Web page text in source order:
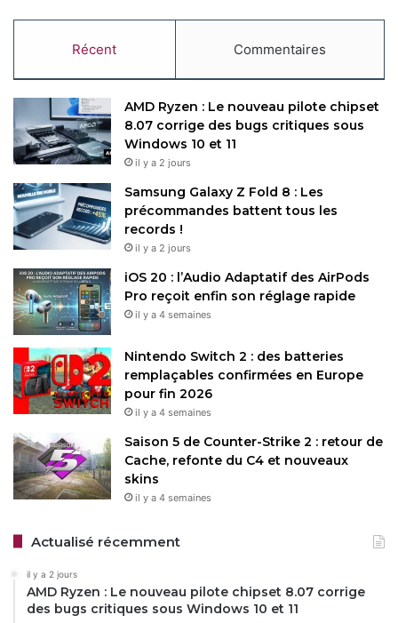
Récent Commentaires
AMD Ryzen : Le nouveau pilote chipset
8.07 corrige des bugs critiques sous
Windows 10 et 11
il y a 2 jours
Samsung Galaxy Z Fold 8 : Les
précommandes battent tous les
records !
il y a 2 jours
iOS 20 : l’Audio Adaptatif des AirPods
Pro reçoit enfin son réglage rapide
il y a 4 semaines
Nintendo Switch 2 : des batteries
remplaçables confirmées en Europe
pour fin 2026
il y a 4 semaines
Saison 5 de Counter-Strike 2 : retour de
Cache, refonte du C4 et nouveaux
skins
il y a 4 semaines
Actualisé récemment
il y a 2 jours
AMD Ryzen : Le nouveau pilote chipset 8.07 corrige
des bugs critiques sous Windows 10 et 11